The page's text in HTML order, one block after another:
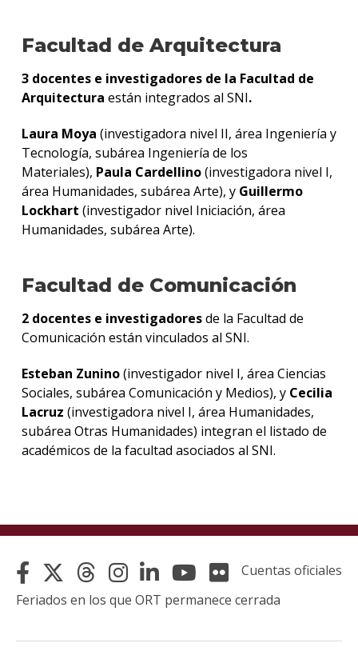
Facultad de Arquitectura
3 docentes e investigadores de la Facultad de
Arquitectura están integrados al SNI.
Laura Moya (investigadora nivel II, área Ingeniería y
Tecnología, subárea Ingeniería de los
Materiales), Paula Cardellino(investigadora nivel I,
área Humanidades, subárea Arte), y Guillermo
Lockhart (investigador nivel Iniciación, área
Humanidades, subárea Arte).
Facultad de Comunicación
2 docentes e investigadoresde la Facultad de
Comunicación están vinculados al SNI.
Esteban Zunino(investigador nivel I, área Ciencias
Sociales, subárea Comunicación y Medios), y Cecilia
Lacruz (investigadora nivel I, área Humanidades,
subárea Otras Humanidades) integran el listado de
académicos de la facultad asociados al SNI.
Cuentas oficiales
Feriados en los que ORT permanece cerrada